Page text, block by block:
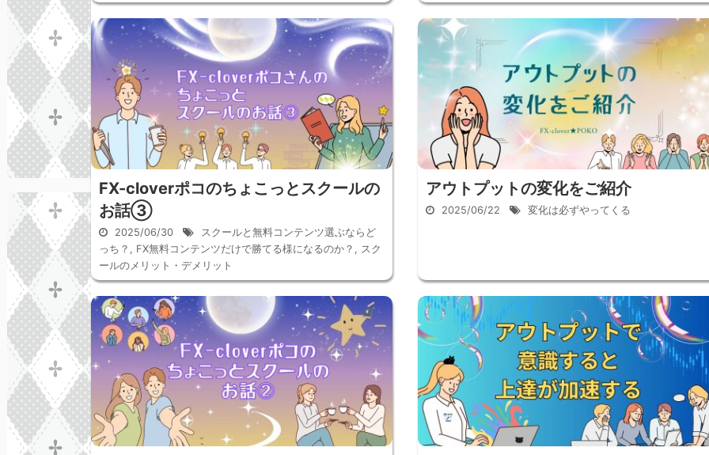
FX-cloverポコのちょこっとスクールの
お話③
2025/06/30
スクールと無料コンテンツ選ぶならど
っち？ , FX無料コンテンツだけで勝てる様になるのか？ , スク
ールのメリット・デメリット
アウトプットの変化をご紹介
2025/06/22 変化は必ずやってくる